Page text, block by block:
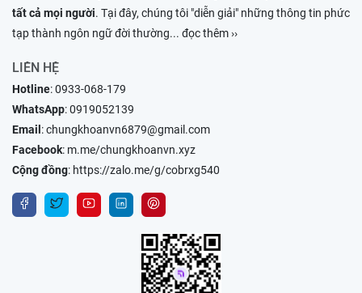
tất cả mọi người. Tại đây, chúng tôi "diễn giải" những thông tin phức
tạp thành ngôn ngữ đời thường... đọc thêm ››
LIÊN HỆ
Hotline:0933-068-179
WhatsApp:0919052139
Email :chungkhoanvn6879@gmail.com
Facebook: m.me/chungkhoanvn.xyz
Cộng đồng: https://zalo.me/g/cobrxg540